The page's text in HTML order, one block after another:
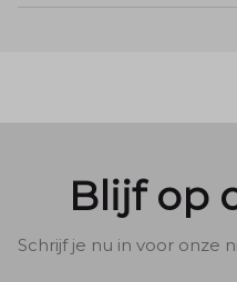
Blijf op
Schrijf je nu in voor onze